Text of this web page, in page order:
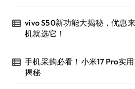
vivo S50新功能大揭秘，优惠
机就选它！
手机采购必看！小米17 Pro实
揭秘